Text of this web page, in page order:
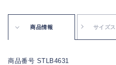
商品情報 サイズ
商品番号 STLB4631